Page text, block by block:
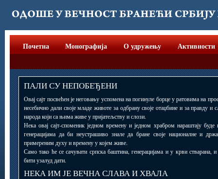
Почетна Монографија О удружењу Активности
ПАЛИ СУ НЕПОБЕЂЕНИ
Овај сајт посвећен је неговању успомена на погинуле борце у ратовима на
несебично дали своје младе животе за одбрану своје отаџбине и за правду и
народа који са њима живе у пријатељству и слози.
Нека овај сајт-споменик једном времену и једном храбром нараштају
генерацијама да би неустрашиво знале да бране своје националне и
примереним духу и времену у којем живе.
Само тако ће се сачувати српска баштина, генерацијама и у крви
бити узалуд дати.
НЕКА ИМ ЈЕ ВЕЧНА СЛАВА И ХВАЛА